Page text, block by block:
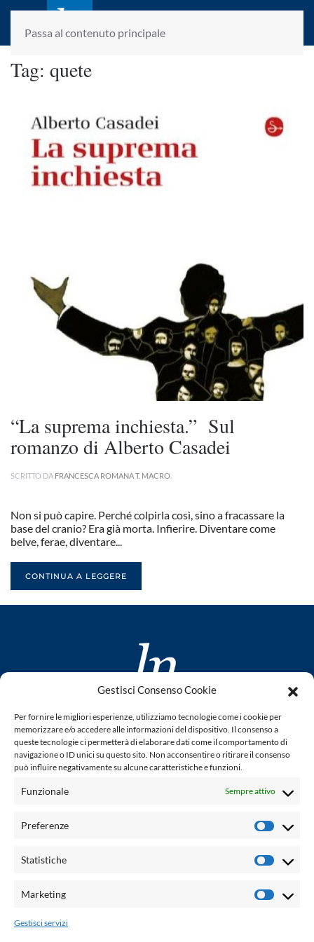
Gestisci Consenso Cookie
Per fornire le migliori esperienze, utilizziamo tecnologie come i cookie per
memorizzare e/o accedere alle informazioni del dispositivo. Il consenso a
queste tecnologie ci permetterà di elaborare dati come il comportamento di
navigazione o ID unici su questo sito. Non acconsentire o ritirare il consenso
può influire negativamente su alcune caratteristiche e funzioni.
Funzionale Sempre attivo
Preferenze
Statistiche
Marketing
Gestisci servizi
Passa al contenuto principale
laletteraturaenoi.it
fondato da Romano Luperini
Tag: quete
“La suprema inchiesta.” Sul
romanzo di Alberto Casadei
SCRITTO DA FRANCESCA ROMANA T. MACRO
Non si può capire. Perché colpirla così, sino a fracassare la
base del cranio? Era già morta. Infierire. Diventare come
belve, ferae, diventare...
CONTINUA A LEGGERE
www.laletteraturaenoi.it
fondato da Romano Luperini
Questo blog non rappresenta una testata giornalistica in
quanto viene aggiornato senza alcuna periodicità. Non può
legge n° 62 del 7.03.2001. L'autore non è responsabile per
email: